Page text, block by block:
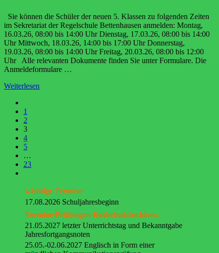
Sie können die Schüler der neuen 5. Klassen zu folgenden Zeiten
im Sekretariat der Regelschule Bettenhausen anmelden: Montag,
16.03.26, 08:00 bis 14:00 Uhr Dienstag, 17.03.26, 08:00 bis 14:00
Uhr Mittwoch, 18.03.26, 14:00 bis 17:00 Uhr Donnerstag,
19.03.26, 08:00 bis 14:00 Uhr Freitag, 20.03.26, 08:00 bis 12:00
Uhr Alle relevanten Dokumente finden Sie unter Formulare. Die
Anmeldeformulare …
Weiterlesen
1
2
3
4
5
…
23
wichtige Termine
17.08.2026 Schuljahresbeginn
Termine/Prüfungen Realschulabschluss:
21.05.2027 letzter Unterrichtstag und Bekanntgabe
Jahresfortgangsnoten
25.05.-02.06.2027 Englisch in Form einer